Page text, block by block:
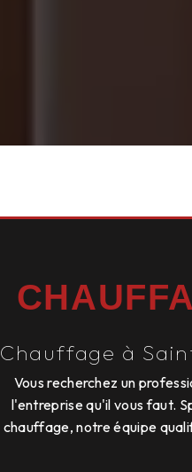
Chauffage à
Vous recherchez un
l'entreprise qu'il vous faut.
chauffage, notre équipe